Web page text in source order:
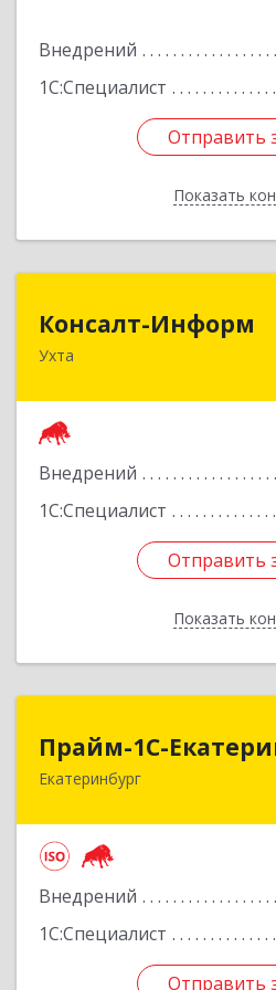
Внедрений
1С:Специалист
Отправить
Показать
Отправить
Назад
Консалт-Информ
Ухта
Внедрений
1С:Специалист
Отправить
Показать
169300, Коми Респ, Ухта г,
Отправить
Назад
Прайм-1С-
Екатеринбург
Внедрений
1С:Специалист
Отправить
Прайм-
620142, Свердловская
Отправить